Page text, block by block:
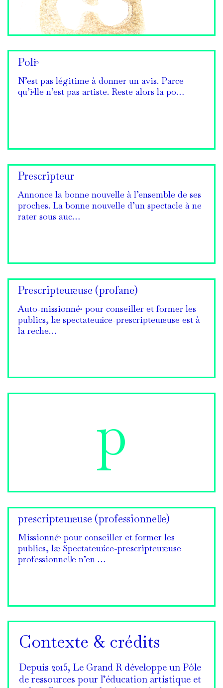
Poli·e
N’est pas légitime à donner un avis. Parce
qu’i·elle n’est pas artiste. Reste alors la po…
Prescripteur
Annonce la bonne nouvelle à l’ensemble de ses
proches. La bonne nouvelle d’un spectacle à ne
rater sous auc…
Prescripteur·euse (profane)
Auto-missionné·e pour conseiller et former les
publics, la·e spectateur·ice-prescripteur·euse est à
la reche…
p
prescripteur·euse (professionnel·le)
Missionné·e pour conseiller et former les
publics, la·e Spectateur·ice-prescripteur·euse
professionnel·le n’en …
Contexte & crédits
Depuis 2015, Le Grand R développe un Pôle
de ressources pour l’éducation artistique et